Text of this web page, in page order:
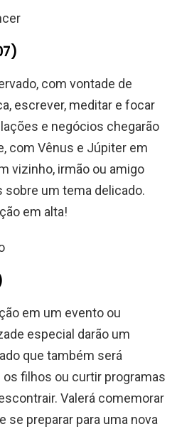
com vontade de
escrever, meditar e focar
e negócios chegarão
com Vênus e Júpiter em
vizinho, irmão ou amigo
sobre um tema delicado.
em alta!
em um evento ou
especial darão um
que também será
filhos ou curtir programas
Valerá comemorar
se preparar para uma nova